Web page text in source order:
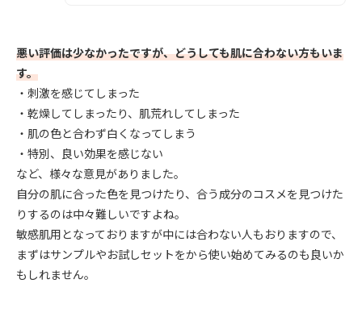
悪い評価は少なかったですが、どうしても肌に合わない方もいま
す。
・刺激を感じてしまった
・乾燥してしまったり、肌荒れしてしまった
・肌の色と合わず白くなってしまう
・特別、良い効果を感じない
など、様々な意見がありました。
自分の肌に合った色を見つけたり、合う成分のコスメを見つけた
りするのは中々難しいですよね。
敏感肌用となっておりますが中には合わない人もおりますので、
まずはサンプルやお試しセットをから使い始めてみるのも良いか
もしれません。